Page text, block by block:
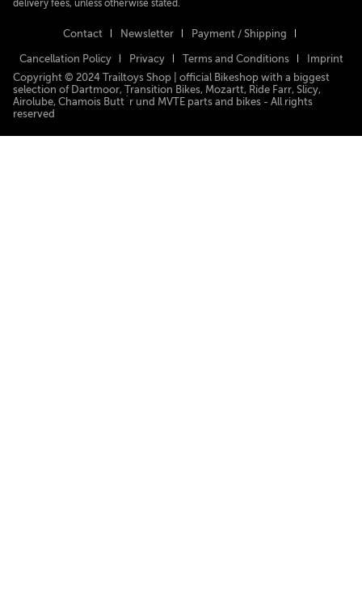
delivery fees, unless otherwise stated.
Contact Newsletter Payment / Shipping
Cancellation Policy Privacy Terms and Conditions
Imprint
Copyright © 2024 Trailtoys Shop | official Bikeshop with a biggest
selection of Dartmoor, Transition Bikes, Mozartt, Ride Farr, Slicy,
Airolube, Chamois Butt´r und MVTE parts and bikes - All rights
reserved